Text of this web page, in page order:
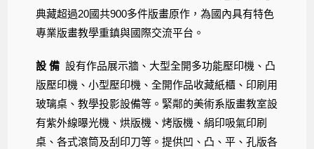
典藏超過20國共900多件版畫原作，為國內具有特色
專業版畫教學重鎮與國際交流平台。
設 備設有作品展示牆、大型全開多功能壓印機、凸
版壓印機、小型壓印機、全開作品收藏紙櫃、印刷用
玻璃桌、教學投影設備等。緊鄰的美術系版畫教室設
有紫外線曝光機、烘版機、烤版機、絹印吸氣印刷
桌、各式滾筒及刮印刀等。提供凹、凸、平、孔版各